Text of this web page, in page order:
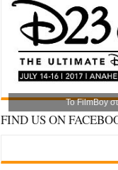
Το FilmBoy
FIND US ON